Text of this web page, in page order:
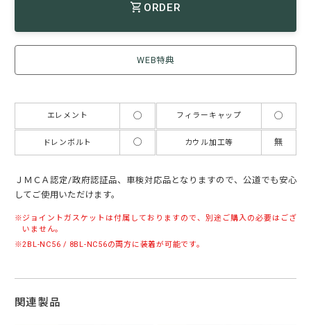
ORDER
WEB特典
エレメント ◯ フィラーキャップ ◯
ドレンボルト ◯ カウル加工等 無
ＪＭＣＡ認定/政府認証品、車検対応品となりますので、公道でも安心
してご使用いただけます。
ジョイントガスケットは付属しておりますので、別途ご購入の必要はござ
いません。
2BL-NC56 / 8BL-NC56の両方に装着が可能です。
関連製品